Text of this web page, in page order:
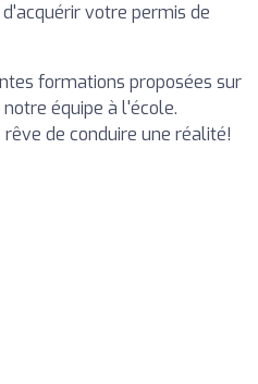
votre permis de
formations proposées sur
équipe à l'école.
de conduire une réalité!